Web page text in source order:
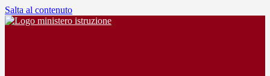
Salta al contenuto